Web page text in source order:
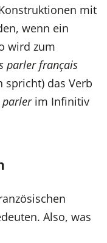
mit
wenn ein
wird zum
parler français
spricht) das Verb
parlerim Infinitiv
Also, was